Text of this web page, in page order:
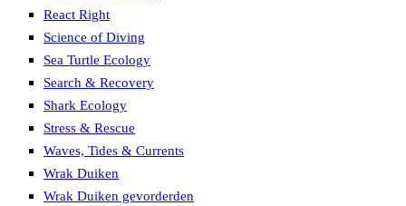
React Right
Science of Diving
Sea Turtle Ecology
Search & Recovery
Shark Ecology
Stress & Rescue
Waves, Tides & Currents
Wrak Duiken
Wrak Duiken gevorderden